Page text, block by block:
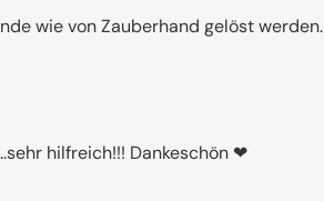
wie von Zauberhand gelöst werden.
hilfreich!!! Dankeschön ❤